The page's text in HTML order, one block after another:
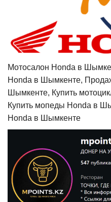
Мотосалон Honda в
Honda в Шымкенте,
Шымкенте, Купить
Купить мопеды Honda в
Honda в Шымкенте